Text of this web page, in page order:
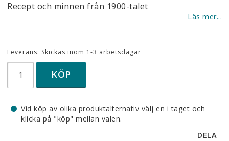
Recept och minnen från 1900-talet
Läs mer...
Leverans: Skickas inom 1-3 arbetsdagar
KÖP
Vid köp av olika produktalternativ välj en i taget och
klicka på "köp" mellan valen.
DELA